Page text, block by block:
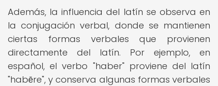
Además, la influencia del latín se observa en
la conjugación verbal, donde se mantienen
ciertas formas verbales que provienen
directamente del latín. Por ejemplo, en
español, el verbo "haber" proviene del latín
"habēre", y conserva algunas formas verbales